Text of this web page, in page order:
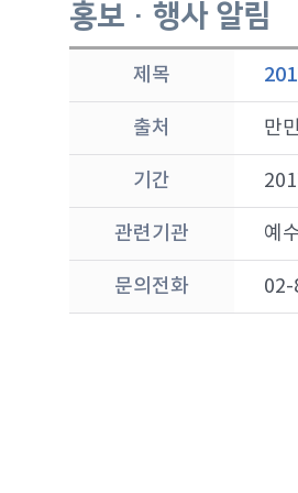
홍보 · 행사 알림
제목
출처 만
기간
관련기관 예
문의전화 02-